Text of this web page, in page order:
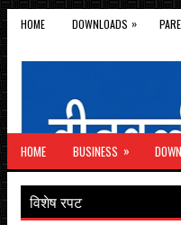
HOME DOWNLOADS »
HOME BUSINESS »
विशेष रपट